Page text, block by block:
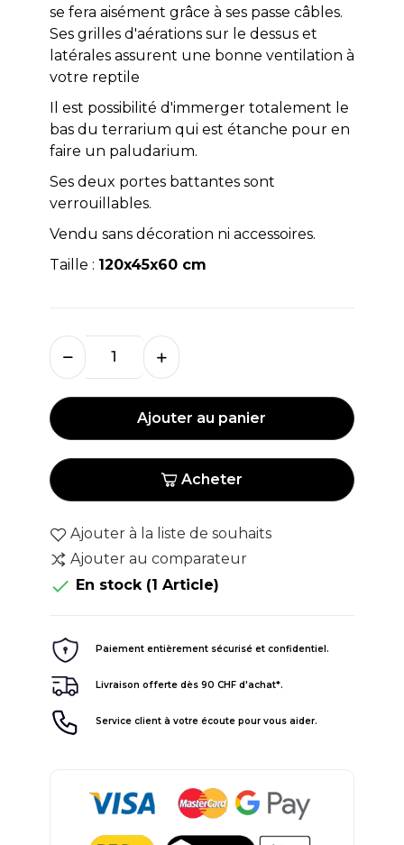
se fera aisément grâce à ses passe câbles.
Ses grilles d'aérations sur le dessus et
latérales assurent une bonne ventilation à
votre reptile
Il est possibilité d'immerger totalement le
bas du terrarium qui est étanche pour en
faire un paludarium.
Ses deux portes battantes sont
verrouillables.
Vendu sans décoration ni accessoires.
Taille : 120x45x60 cm
Ajouter au panier
Acheter
Ajouter à la liste de souhaits
Ajouter au comparateur
 En stock (1 Article)
Paiement entièrement sécurisé et confidentiel.
Livraison offerte dès 90 CHF d'achat*.
Service client à votre écoute pour vous aider.